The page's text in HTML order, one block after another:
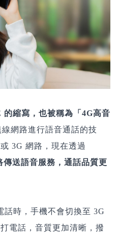
縮寫，也被稱為「4G高音
線網路進行語音通話的技
3G 網路，現在透過
傳送語音服務，通話品質更
話時，手機不會切換至 3G
電話，音質更加清晰，撥